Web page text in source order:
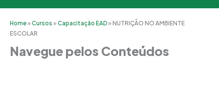
Home»Cursos »Capacitação EAD» NUTRIÇÃO NO AMBIENTE
ESCOLAR
Navegue pelos Conteúdos